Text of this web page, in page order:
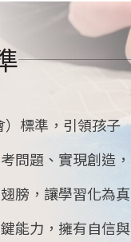
）標準，引領孩子
問題、實現創造，
膀，讓學習化為真
能力，擁有自信與